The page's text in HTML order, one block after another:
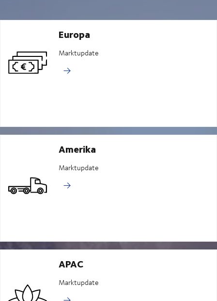
Europa
Marktupdate
Amerika
Marktupdate
APAC
Marktupdate